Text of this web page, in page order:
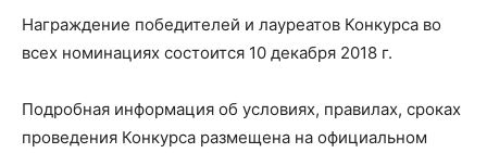
Награждение победителей и лауреатов Конкурса во
всех номинациях состоится 10 декабря 2018 г.
Подробная информация об условиях, правилах, сроках
проведения Конкурса размещена на официальном